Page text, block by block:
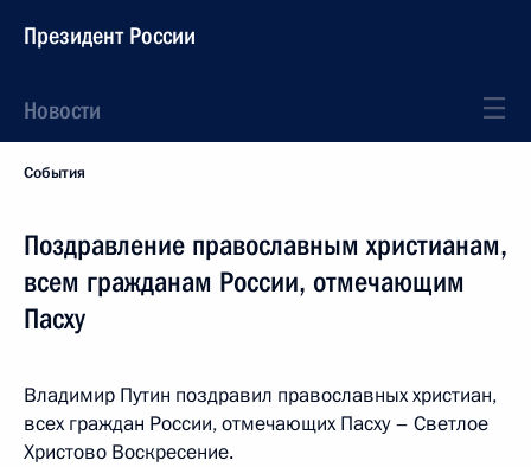
Президент России
Новости
События
Поздравление православным христианам,
всем гражданам России, отмечающим
Пасху
Владимир Путин поздравил православных христиан,
всех граждан России, отмечающих Пасху – Светлое
Христово Воскресение.